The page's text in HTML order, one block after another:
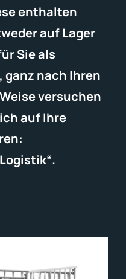
enthalten
auf Lager
Sie als
ganz nach Ihren
versuchen
auf Ihre